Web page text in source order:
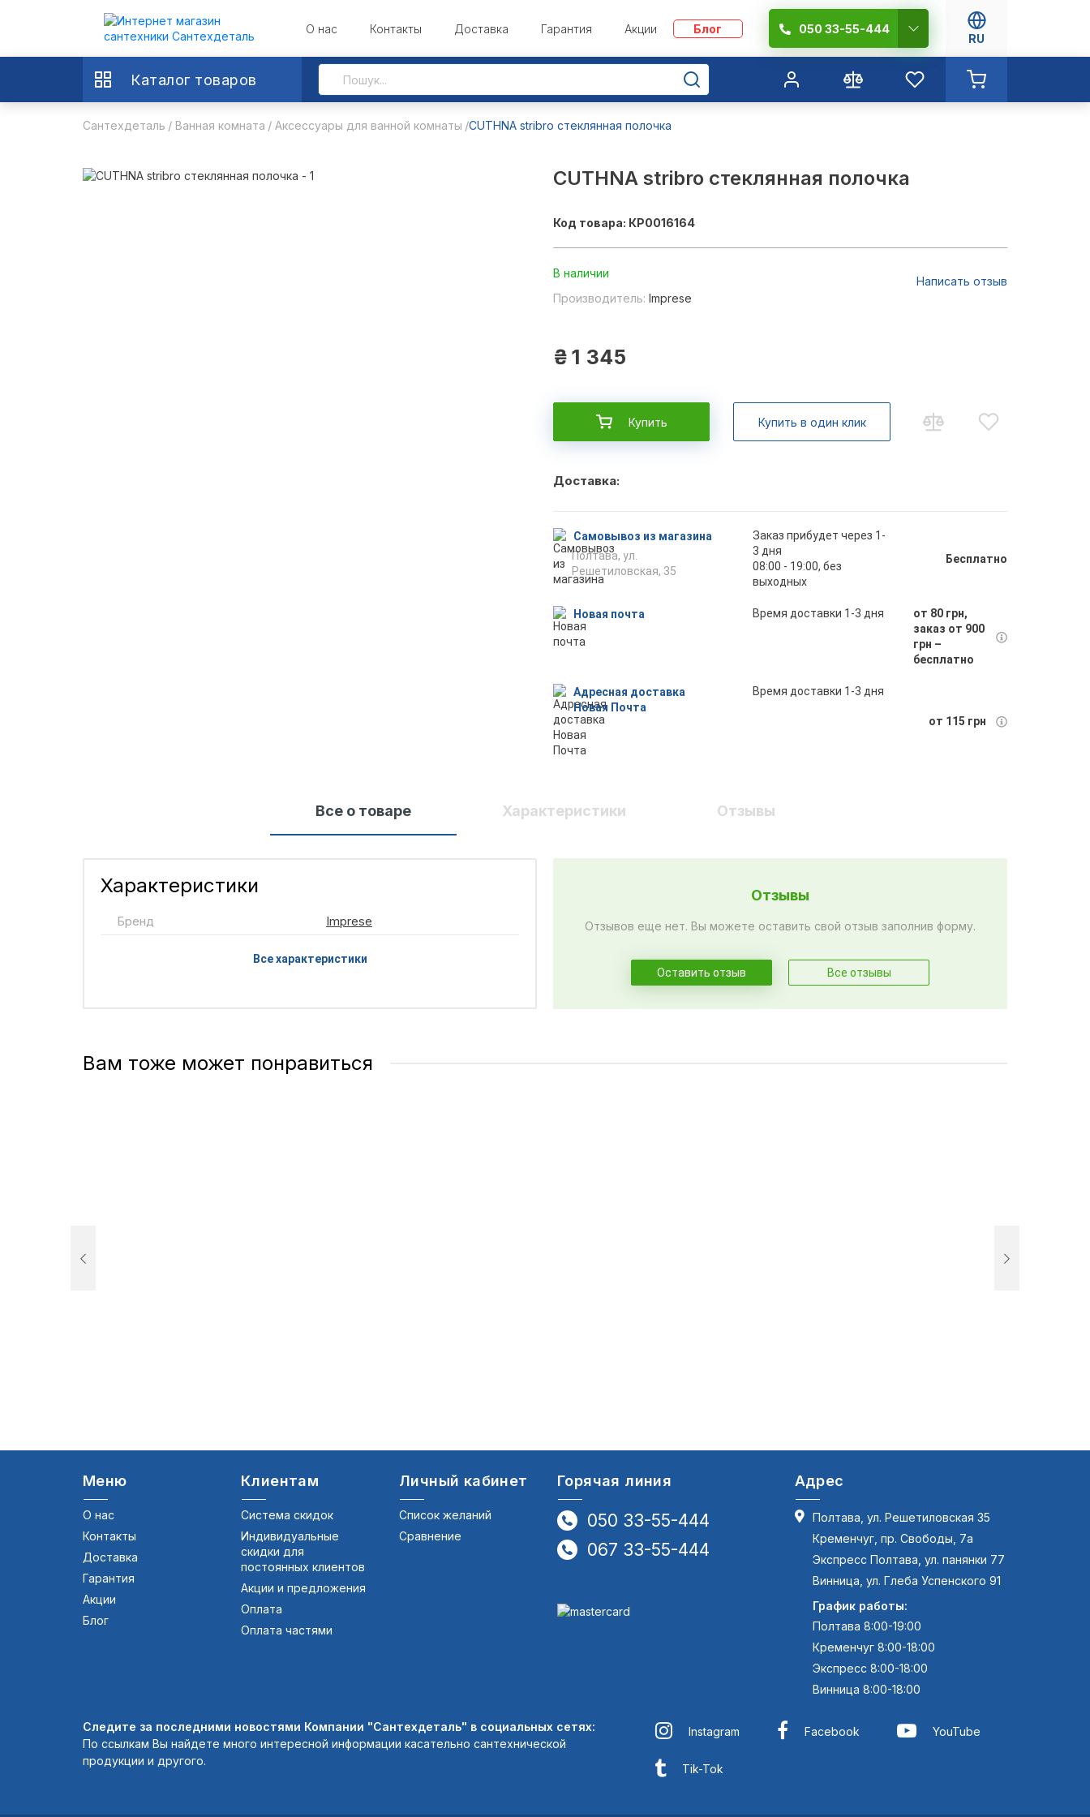
О нас Контакты Доставка Гарантия Акции Блог 050 33-55-444
RU
Каталог товаров
Сантехдеталь Ванная комната Аксессуары для ванной комнаты CUTHNA stribro стеклянная полочка
CUTHNA stribro стеклянная полочка
Код товара: КР0016164
В наличии
Производитель: Imprese
Написать отзыв
₴ 1 345
Купить Купить в один клик
Доставка:
Самовывоз из магазина
Полтава, ул.
Решетиловская, 35
Заказ прибудет через 1-
3 дня
08:00 - 19:00, без
выходных
Бесплатно
Новая почта Время доставки 1-3 дня
от 80 грн,
заказ от 900
грн –
бесплатно
Адресная доставка
Новая Почта
Время доставки 1-3 дня
от 115 грн
Все о товаре Характеристики Отзывы
Характеристики
Бренд Imprese
Все характеристики
Отзывы
Отзывов еще нет. Вы можете оставить свой отзыв заполнив форму.
Оставить отзыв Все отзывы
Вам тоже может понравиться
Меню
О нас
Контакты
Доставка
Гарантия
Акции
Блог
Клиентам
Система скидок
Индивидуальные
скидки для
постоянных клиентов
Акции и предложения
Оплата
Оплата частями
Личный кабинет
Список желаний
Сравнение
Горячая линия
050 33-55-444
067 33-55-444
Адрес
Полтава, ул. Решетиловская 35
Кременчуг, пр. Свободы, 7а
Экспресс Полтава, ул. панянки 77
Винница, ул. Глеба Успенского 91
График работы:
Полтава 8:00-19:00
Кременчуг 8:00-18:00
Экспресс 8:00-18:00
Винница 8:00-18:00
Следите за последними новостями Компании "Сантехдеталь" в социальных сетях:
По ссылкам Вы найдете много интересной информации касательно сантехнической
продукции и другого.
Instagram Facebook YouTube
Tik-Tok